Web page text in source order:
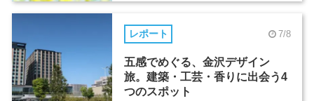
レポート 7/8
五感でめぐる、金沢デザイン
旅。建築・工芸・香りに出会う4
つのスポット